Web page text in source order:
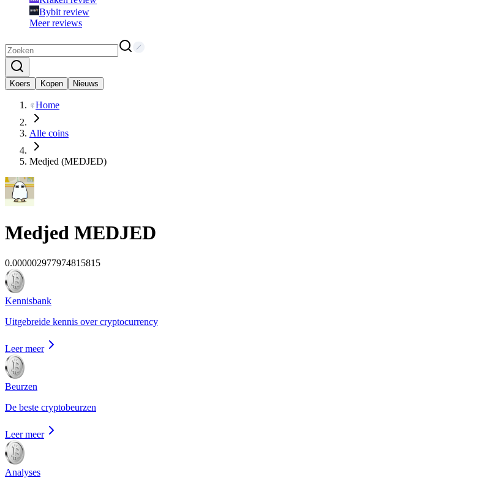
Bybit review
Meer reviews
Koers Kopen Nieuws
Home
Alle coins
Medjed (MEDJED)
Medjed MEDJED
0.000002977974815815
Kennisbank
Uitgebreide kennis over cryptocurrency
Leer meer
Beurzen
De beste cryptobeurzen
Leer meer
Analyses